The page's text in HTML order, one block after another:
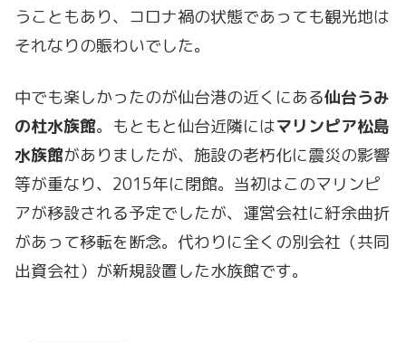
うこともあり、コロナ禍の状態であっても観光地は
それなりの賑わいでした。
中でも楽しかったのが仙台港の近くにある仙台うみ
の杜水族館。もともと仙台近隣にはマリンピア松島
水族館がありましたが、施設の老朽化に震災の影響
等が重なり、2015年に閉館。当初はこのマリンピ
アが移設される予定でしたが、運営会社に紆余曲折
があって移転を断念。代わりに全くの別会社（共同
出資会社）が新規設置した水族館です。